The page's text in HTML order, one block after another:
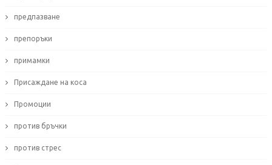
предпазване
препоръки
примамки
Присаждане на коса
Промоции
против бръчки
против стрес